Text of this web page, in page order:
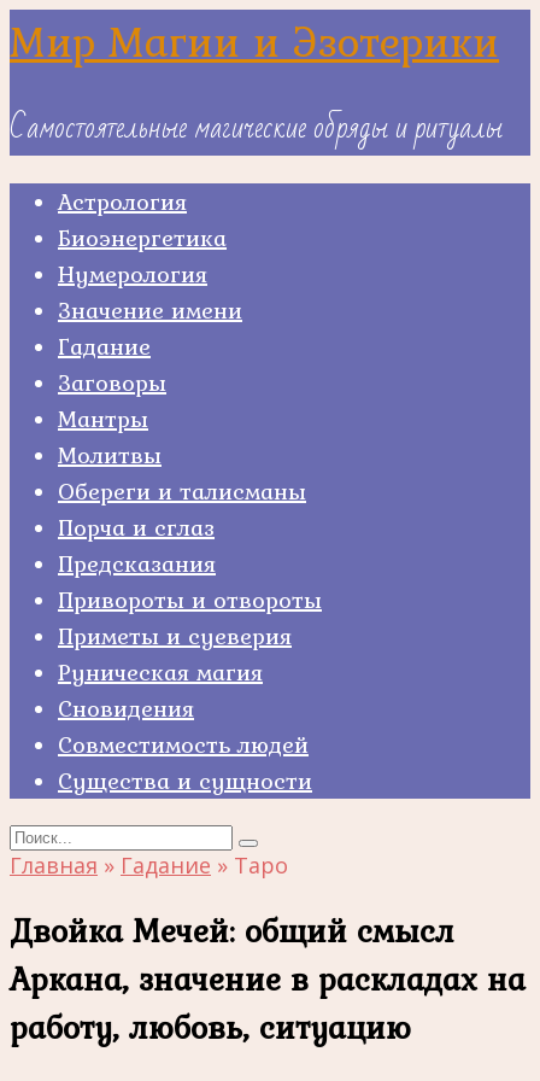
Skip
to
Мир Магии и Эзотерики
Самостоятельные магические обряды и ритуалы
Астрология
Биоэнергетика
Нумерология
Значение имени
Гадание
Заговоры
Мантры
Молитвы
Обереги и талисманы
Порча и сглаз
Предсказания
Привороты и отвороты
Приметы и суеверия
Руническая магия
Сновидения
Совместимость людей
Существа и сущности
Search
for:
Главная » Гадание » Таро
Двойка Мечей: общий смысл
Аркана, значение в раскладах на
работу, любовь, ситуацию